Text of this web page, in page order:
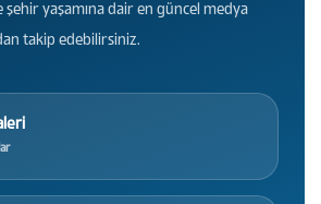
şehir yaşamına dair en güncel medya
takip edebilirsiniz.